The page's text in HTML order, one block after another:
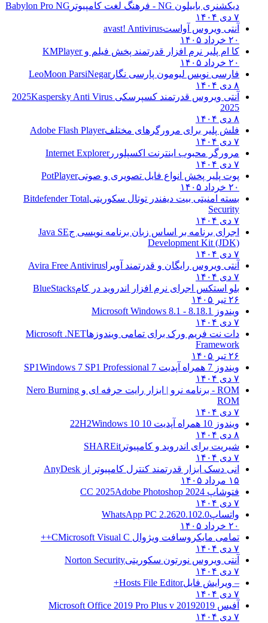
دیکشنری بابیلون NG - فرهنگ لغت کامپیوتر
Babylon Pro NG
۷ دی ۱۴۰۴
آنتی ویروس آواستavast! Antivirus
۲۰ خرداد ۱۴۰۵
کا ام پلیر نرم افزار قدرتمند پخش فیلم وKMPlayer
۲۰ خرداد ۱۴۰۵
فارسی نویس لیومون پارسی نگارLeoMoon ParsiNegar
۸ دی ۱۴۰۴
آنتی ویروس قدرتمند کسپرسکی 2025 Kaspersky Anti Virus
2025
۸ دی ۱۴۰۴
فلش پلیر برای مرورگرهای مختلفAdobe Flash Player
۷ دی ۱۴۰۴
مرورگر محبوب اینترنت اکسپلوررInternet Explorer
۷ دی ۱۴۰۴
پوت پلیر پخش انواع فایل تصویری و صوتیPotPlayer
۲۰ خرداد ۱۴۰۵
بسته امنیتی بیت دیفندر توتال سکوریتیBitdefender Total
Security
۷ دی ۱۴۰۴
اجرای برنامه بر اساس زبان برنامه نویسی جJava SE
Development Kit (JDK)
۷ دی ۱۴۰۴
آنتی ویروس رایگان و قدرتمند آویرا Avira Free Antivirus
۷ دی ۱۴۰۴
بلو استکس اجرای نرم افزار اندروید در کامBlueStacks
۲۶ تیر ۱۴۰۵
ویندوز 8.1
8.1 - Microsoft Windows 8.1
۷ دی ۱۴۰۴
دات نت فریم ورک برای تمامی ویندوزهاMicrosoft .NET
Framework
۲۶ تیر ۱۴۰۵
ویندوز 7 همراه آپدیت 7 SP1
Windows 7 SP1 Professional
۷ دی ۱۴۰۴
ROM - برنامه نرو | ابزار رایت حرفه ای و
Nero Burning
ROM
۷ دی ۱۴۰۴
ویندوز 10 همراه آپدیت 10 22H2
Windows 10
۸ دی ۱۴۰۴
شیریت برای اندروید و کامپیوتر SHAREit
۷ دی ۱۴۰۴
انی دسک ابزار قدرتمند کنترل کامپیوتر از AnyDesk
۱۵ مرداد ۱۴۰۵
فتوشاپ CC 2025 Adobe Photoshop 2024
۷ دی ۱۴۰۴
واتساپWhatsApp PC 2.2620.102.0
۲۰ خرداد ۱۴۰۵
تمامی مایکروسافت ویژوال C Microsoft Visual C++
۷ دی ۱۴۰۴
آنتی ویروس نورتون سکوریتیNorton Security
۷ دی ۱۴۰۴
– ویرایش فایلHosts File Editor+
۷ دی ۱۴۰۴
آفیس 2019 2019 Microsoft Office 2019 Pro Plus v
۷ دی ۱۴۰۴